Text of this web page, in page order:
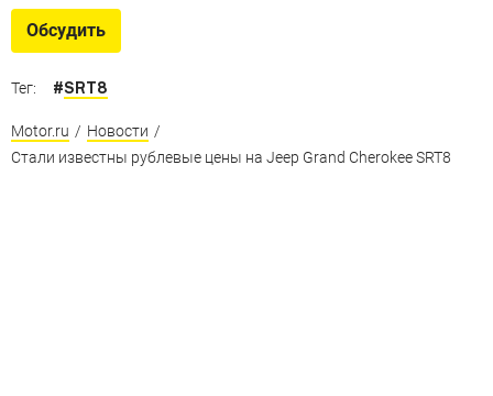
Обсудить
Тег: #SRT8
Motor.ru / Новости /
Стали известны рублевые цены на Jeep Grand Cherokee SRT8